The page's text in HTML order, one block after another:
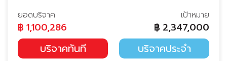
ยอดบริจาค
฿ 1,100,286
เป้าหมาย
฿ 2,347,000
บริจาคทันที บริจาคประจำ